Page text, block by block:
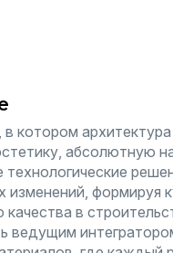
котором архитектура
абсолютную
технологические
изменений, формируя
в
ведущим